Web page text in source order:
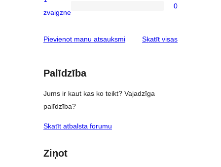
star
reviews
0
star
zvaigzne
0
Pievienot manu atsauksmi Skatīt visasatsauksmes
Palīdzība
Jums ir kaut kas ko teikt? Vajadzīga
palīdzība?
Skatīt atbalsta forumu
Ziņot